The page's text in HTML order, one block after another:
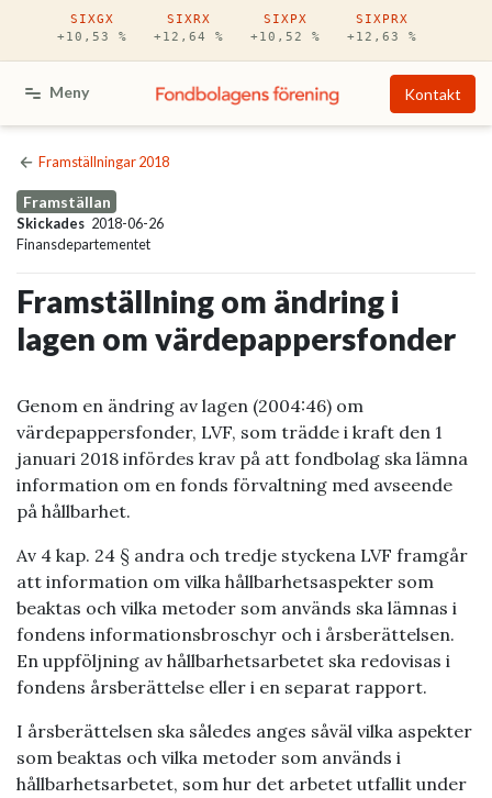
Hoppa till huvudinnehåll
SIXGX
+10,53 %
SIXRX
+12,64 %
SIXPX
+10,52 %
SIXPRX
+12,63 %
Meny Kontakt
Framställningar 2018
Framställan
Skickades 2018-06-26
Finansdepartementet
Framställning om ändring i
lagen om värdepappersfonder
Genom en ändring av lagen (2004:46) om
värdepappersfonder, LVF, som trädde i kraft den 1
januari 2018 infördes krav på att fondbolag ska lämna
information om en fonds förvaltning med avseende
på hållbarhet.
Av 4 kap. 24 § andra och tredje styckena LVF framgår
att information om vilka hållbarhetsaspekter som
beaktas och vilka metoder som används ska lämnas i
fondens informationsbroschyr och i årsberättelsen.
En uppföljning av hållbarhetsarbetet ska redovisas i
fondens årsberättelse eller i en separat rapport.
I årsberättelsen ska således anges såväl vilka aspekter
som beaktas och vilka metoder som används i
hållbarhetsarbetet, som hur det arbetet utfallit under